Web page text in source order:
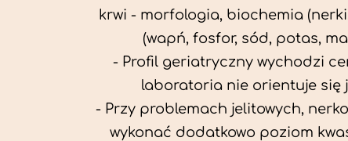
krwi - morfologia, biochemia
(wapń, fosfor, sód, potas,
- Profil geriatryczny wychodzi
laboratoria nie orientuje się
- Przy problemach jelitowych,
wykonać dodatkowo poziom